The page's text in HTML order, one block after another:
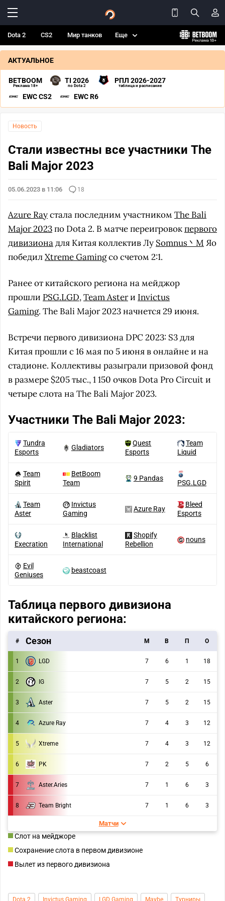
Dota 2 CS2 Мир танков Еще
АКТУАЛЬНОЕ
BETBOOM
Реклама 18+
TI 2026
по Dota 2
РПЛ 2026-2027
таблица и расписание
EWC CS2 EWC R6
Новость
Стали известны все участники The
Bali Major 2023
05.06.2023 в 11:06 18
Azure Rayстала последним участником The Bali
Major 2023по Dota 2. В матче переигровокпервого
дивизионадля Китая коллектив Лу Somnus丶M Яо
победилXtreme Gamingсо счетом 2:1.
Ранее от китайского региона на мейджор
прошли PSG.LGD,Team Asterи Invictus
Gaming. The Bali Major 2023 начнется 29 июня.
Встречи первого дивизиона DPC 2023: S3 для
Китая прошли с 16 мая по 5 июня в онлайне и на
стадионе. Коллективы разыграли призовой фонд
в размере $205 тыс., 1 150 очков Dota Pro Circuit и
четыре слота на The Bali Major 2023.
Участники The Bali Major 2023:
Tundra
Esports
Gladiators
Quest
Esports
Team
Liquid
Team
Spirit
BetBoom
Team
9 Pandas
PSG.LGD
Team
Aster
Invictus
Gaming
Azure Ray
Bleed
Esports
Execration
Blacklist
International
Shopify
Rebellion
nouns
Evil
Geniuses
beastcoast
Таблица первого дивизиона
китайского региона:
# Сезон M В П О
1 LGD 7 6 1 18
2 IG 7 5 2 15
3 Aster 7 5 2 15
4 Azure Ray 7 4 3 12
5 Xtreme 7 4 3 12
6 PK 7 2 5 6
7 Aster.Aries 7 1 6 3
8 Team Bright 7 1 6 3
Матчи
Слот на мейджоре
Сохранение слота в первом дивизионе
Вылет из первого дивизиона
Dota 2 Invictus Gaming LGD Gaming Maybe Турниры